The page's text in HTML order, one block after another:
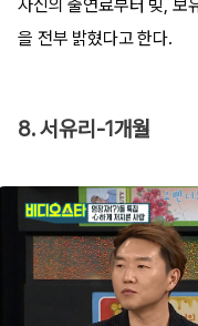
자신의 출연료부터 빚, 보
을 전부 밝혔다고 한다.
8. 서유리-1개월